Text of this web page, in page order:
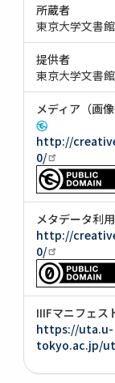
所蔵者
東京大学文書館
提供者
東京大学文書館
メディア（画
http://
0/
メタデータ利
http://
0/
IIIFマニフェス
https://uta.u-
tokyo.ac.jp/